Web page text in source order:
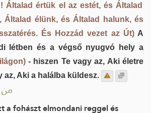
Általad értük el az estét, és Általad
Általad élünk, és Általad halunk, és
És Hozzád vezet az Út)A
létben és a végső nyugvó hely a
- hiszen Te vagy az, Aki életre
az, Aki a halálba küldesz.
من
a fohászt elmondani reggel és